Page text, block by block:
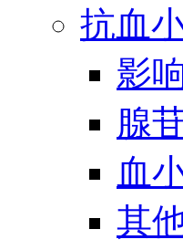
抗血
影
腺
血
其